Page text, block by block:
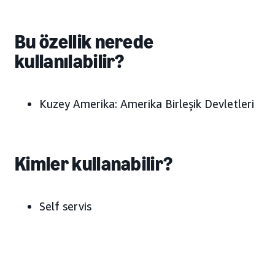
Bu özellik nerede
kullanılabilir?
Kuzey Amerika: Amerika Birleşik Devletleri
Kimler kullanabilir?
Self servis